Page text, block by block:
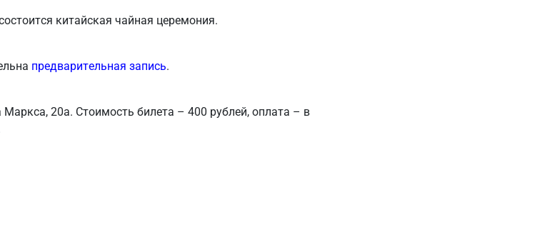
китайская чайная церемония.
предварительная запись.
Маркса, 20а. Стоимость билета – 400 рублей, оплата – в